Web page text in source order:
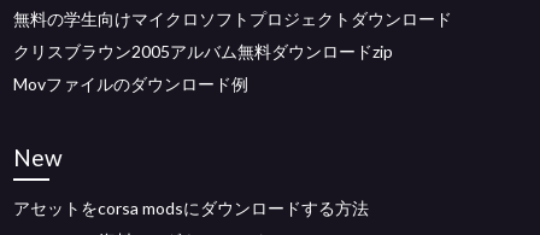
無料の学生向けマイクロソフトプロジェクトダウンロード
クリスブラウン2005アルバム無料ダウンロードzip
Movファイルのダウンロード例
New
アセットをcorsa modsにダウンロードする方法